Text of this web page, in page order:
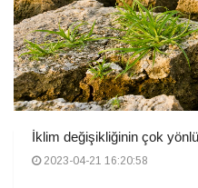
İklim değişikliğinin çok
2023-04-21 16:20:58